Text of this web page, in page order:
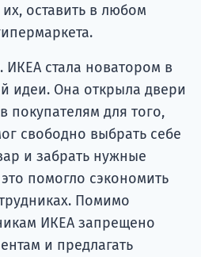
оставить в любом
ИКЕА стала новатором в
идеи. Она открыла двери
покупателям для того,
свободно выбрать себе
и забрать нужные
помогло сэкономить
Помимо
ИКЕА запрещено
и предлагать